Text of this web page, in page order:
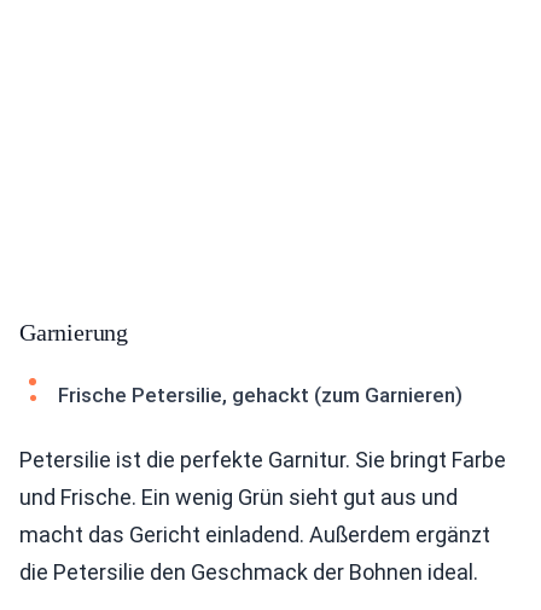
Garnierung
Frische Petersilie, gehackt (zum Garnieren)
Petersilie ist die perfekte Garnitur. Sie bringt Farbe
und Frische. Ein wenig Grün sieht gut aus und
macht das Gericht einladend. Außerdem ergänzt
die Petersilie den Geschmack der Bohnen ideal.